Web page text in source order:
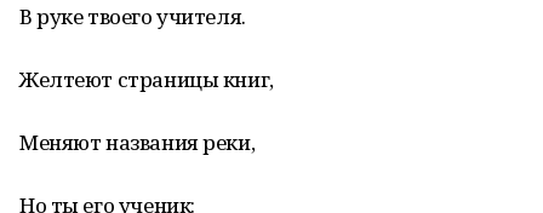
В руке твоего учителя.
Желтеют страницы книг,
Меняют названия реки,
Но ты его ученик: